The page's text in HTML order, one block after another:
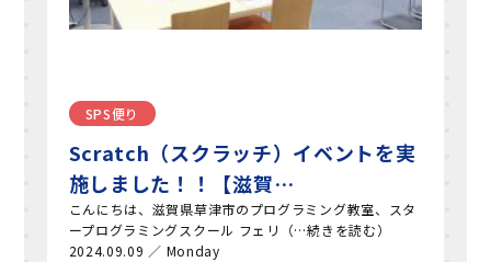
SPS便り
Scratch（スクラッチ）イベントを実
施しました！！【滋賀…
こんにちは、滋賀県草津市のプログラミング教室、スタ
ープログラミングスクール フェリ（…続きを読む）
2024.09.09 ／ Monday